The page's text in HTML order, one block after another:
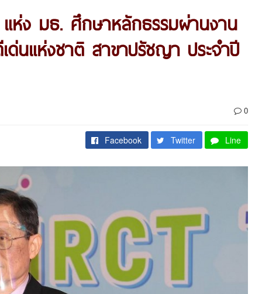
แห่ง มธ. ศึกษาหลักธรรมผ่านงาน
นแห่งชาติ สาขาปรัชญา ประจำปี
0
Facebook Twitter Line